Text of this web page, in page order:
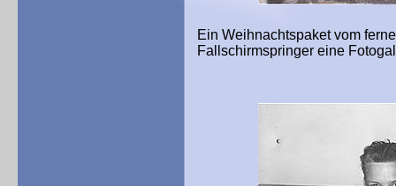
Ein Weihnachtspaket vom
Fallschirmspringer eine